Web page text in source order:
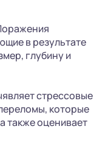
в результате
глубину и
стрессовые
которые
также оценивает